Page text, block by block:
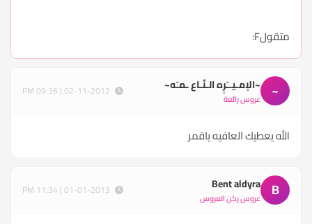
متقولF:
~ ~الاٍمـيــًرٍه الـنٌـاع ـمـًه~
عروس رائعة
الله يعطيك العافيه ياقمر
B
Bent aldyra
عروس ركن العروس